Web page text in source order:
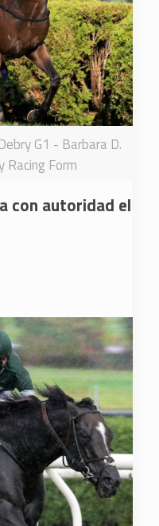
G1 - Barbara D.
Racing Form
con autoridad el